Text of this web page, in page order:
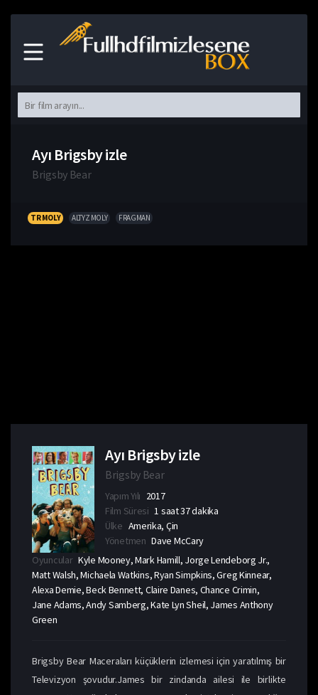
Ayı Brigsby izle
Brigsby Bear
TR MOLY ALTYZ MOLY FRAGMAN
Ayı Brigsby izle
Brigsby Bear
Yapım Yılı 2017
Film Süresi 1 saat 37 dakika
Ülke Amerika, Çin
Yönetmen Dave McCary
Oyuncular Kyle Mooney, Mark Hamill, Jorge Lendeborg Jr.,
Matt Walsh, Michaela Watkins, Ryan Simpkins, Greg Kinnear,
Alexa Demie, Beck Bennett, Claire Danes, Chance Crimin,
Jane Adams, Andy Samberg, Kate Lyn Sheil, James Anthony
Green
Brigsby Bear Maceraları küçüklerin izlemesi için yaratılmış bir
Televizyon şovudur.James bir zindanda ailesi ile birlikte